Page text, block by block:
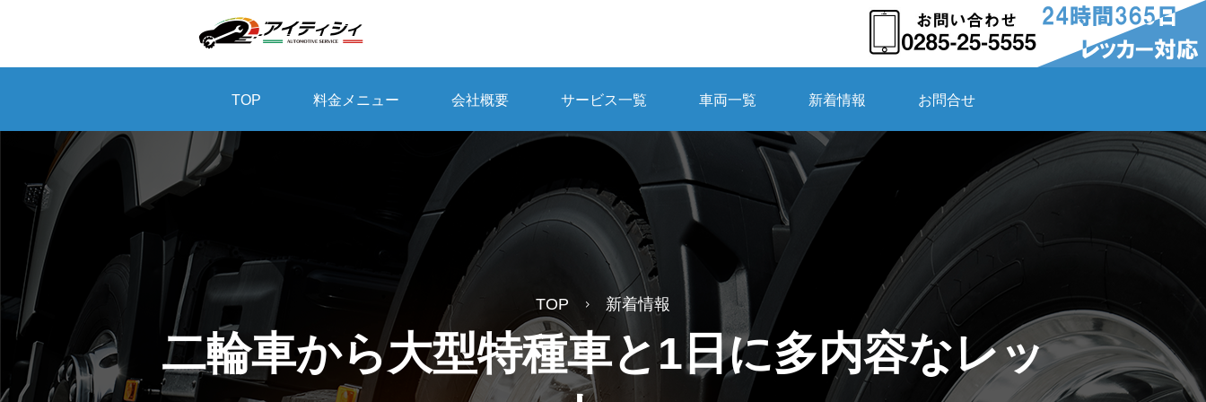
TOP 料金メニュー 会社概要 サービス一覧 車両一覧 新着情報 お問合せ
TOP 新着情報
二輪車から大型特種車と1日に多内容なレッ